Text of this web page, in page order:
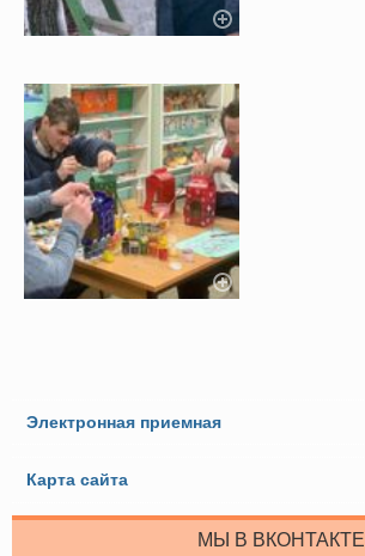
Электронная приемная
Карта сайта
МЫ В ВКОНТАКТЕ